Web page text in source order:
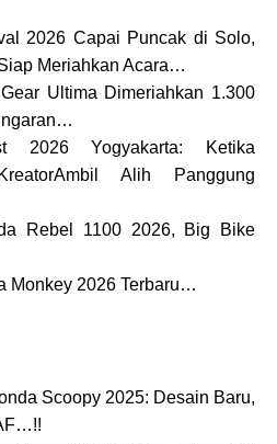
2026 Capai Puncak di Solo,
Meriahkan Acara…
Ultima Dimeriahkan 1.300
2026 Yogyakarta: Ketika
Alih Panggung
Rebel 1100 2026, Big Bike
Monkey 2026 Terbaru…
Scoopy 2025: Desain Baru,